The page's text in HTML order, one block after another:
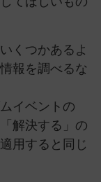
くつかあるよ
報を調べるな
イベントの
解決する」の
用すると同じ